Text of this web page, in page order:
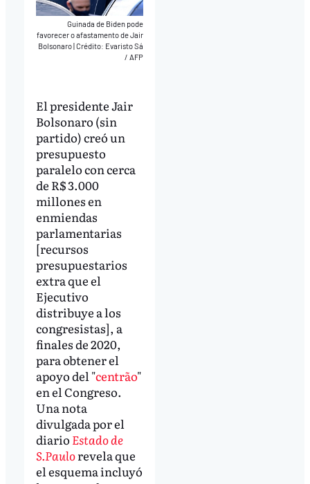
Guinada de Biden pode
favorecer o afastamento de Jair
Bolsonaro|Crédito: Evaristo Sá
/ AFP
El presidente Jair
Bolsonaro (sin
partido) creó un
presupuesto
paralelo con cerca
de R$ 3.000
millones en
enmiendas
parlamentarias
[recursos
presupuestarios
extra que el
Ejecutivo
distribuye a los
congresistas], a
finales de 2020,
para obtener el
apoyo del "centrão"
en el Congreso.
Una nota
divulgada por el
diario Estado de
S.Paulorevela que
el esquema incluyó